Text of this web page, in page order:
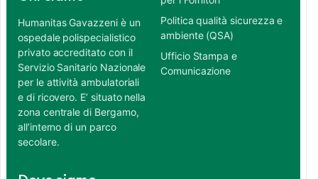
Humanitas Gavazzeni è un
ospedale polispecialistico
privato accreditato con il
Servizio Sanitario Nazionale
per le attività ambulatoriali
e di ricovero. E’ situato nella
zona centrale di Bergamo,
all’interno di un parco
secolare.
Politica qualità sicurezza e
ambiente (QSA)
Ufficio Stampa e
Comunicazione